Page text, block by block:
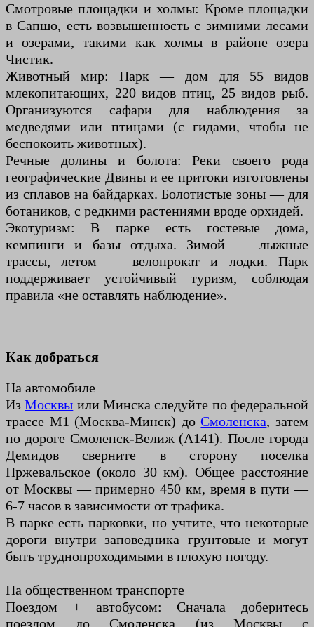
Смотровые площадки и холмы: Кроме площадки
в Сапшо, есть возвышенность с зимними лесами
и озерами, такими как холмы в районе озера
Чистик.
Животный мир: Парк — дом для 55 видов
млекопитающих, 220 видов птиц, 25 видов рыб.
Организуются сафари для наблюдения за
медведями или птицами (с гидами, чтобы не
беспокоить животных).
Речные долины и болота: Реки своего рода
географические Двины и ее притоки изготовлены
из сплавов на байдарках. Болотистые зоны — для
ботаников, с редкими растениями вроде орхидей.
Экотуризм: В парке есть гостевые дома,
кемпинги и базы отдыха. Зимой — лыжные
трассы, летом — велопрокат и лодки. Парк
поддерживает устойчивый туризм, соблюдая
правила «не оставлять наблюдение».
Как добраться
На автомобиле
ИзМосквы или Минска следуйте по федеральной
трассе М1 (Москва-Минск) доСмоленска, затем
по дороге Смоленск-Велиж (А141). После города
Демидов сверните в сторону поселка
Пржевальское (около 30 км). Общее расстояние
от Москвы — примерно 450 км, время в пути —
6-7 часов в зависимости от трафика.
В парке есть парковки, но учтите, что некоторые
дороги внутри заповедника грунтовые и могут
быть труднопроходимыми в плохую погоду.
На общественном транспорте
Поездом + автобусом: Сначала доберитесь
поездом до Смоленска (из Москвы с